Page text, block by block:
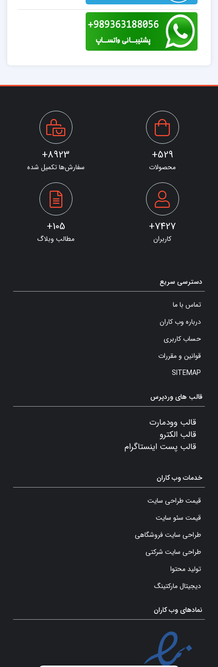
529+
محصولات
8923+
سفارش‌ها تکمیل شده
7427+
کاربران
105+
مطالب وبلاگ
دسترسی سریع
تماس با ما
درباره وب کاران
حساب کاربری
قوانین و مقررات
SITEMAP
قالب های وردپرس
قالب وودمارت
قالب الکترو
قالب پست اینستاگرام
خدمات وب کاران
قیمت طراحی سایت
قیمت سئو سایت
طراحی سایت فروشگاهی
طراحی سایت شرکتی
تولید محتوا
دیجیتال مارکتینگ
نمادهای وب کاران